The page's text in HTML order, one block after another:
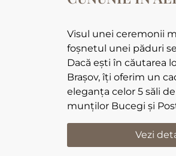
Visul unei ceremonii
foșnetul unei păduri
Dacă ești în căutarea
Brașov, îți oferim un
eleganța celor 5 săli
munților Bucegi și
Vezi